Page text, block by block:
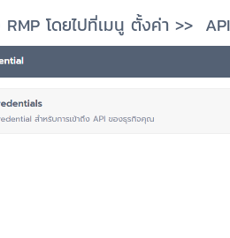
RMP โดยไปที่เมนู ตั้งค่า >>